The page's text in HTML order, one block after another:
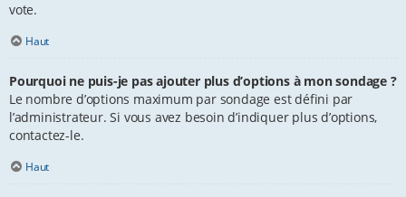
vote.
Haut
Pourquoi ne puis-je pas ajouter plus d’options à mon sondage ?
Le nombre d’options maximum par sondage est défini par
l’administrateur. Si vous avez besoin d’indiquer plus d’options,
contactez-le.
Haut